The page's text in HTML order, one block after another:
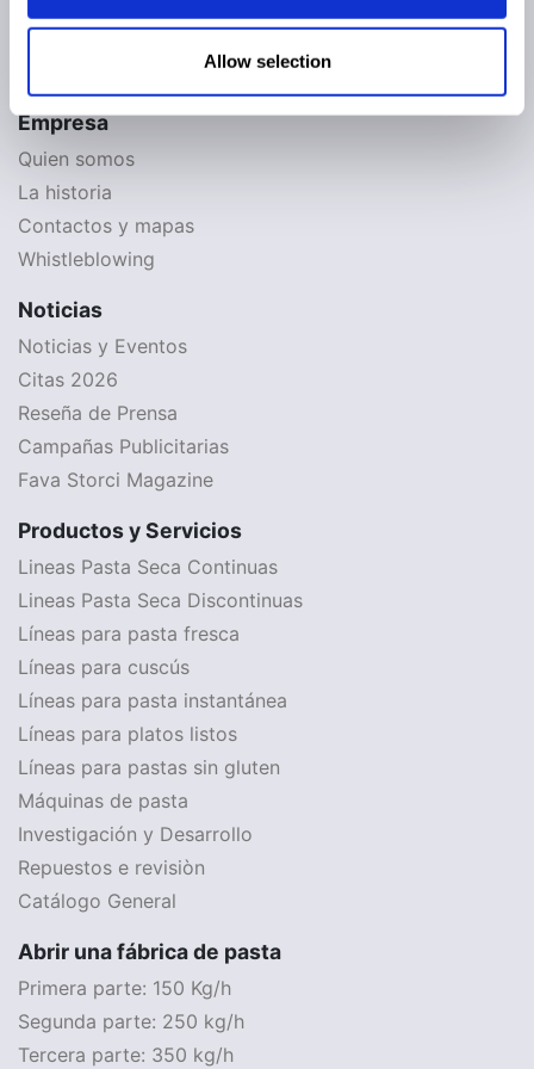
Allow selection
Empresa
Quien somos
La historia
Contactos y mapas
Whistleblowing
Noticias
Noticias y Eventos
Citas 2026
Reseña de Prensa
Campañas Publicitarias
Fava Storci Magazine
Productos y Servicios
Lineas Pasta Seca Continuas
Lineas Pasta Seca Discontinuas
Líneas para pasta fresca
Líneas para cuscús
Líneas para pasta instantánea
Líneas para platos listos
Líneas para pastas sin gluten
Máquinas de pasta
Investigación y Desarrollo
Repuestos e revisiòn
Catálogo General
Abrir una fábrica de pasta
Primera parte: 150 Kg/h
Segunda parte: 250 kg/h
Tercera parte: 350 kg/h